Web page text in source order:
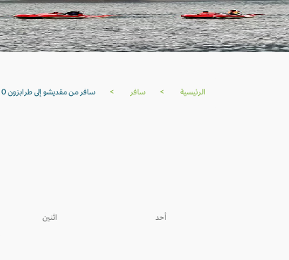
الرئيسية > سافر > سافر من مقديشو إلى طرابزون USD 0
أحد اثنين